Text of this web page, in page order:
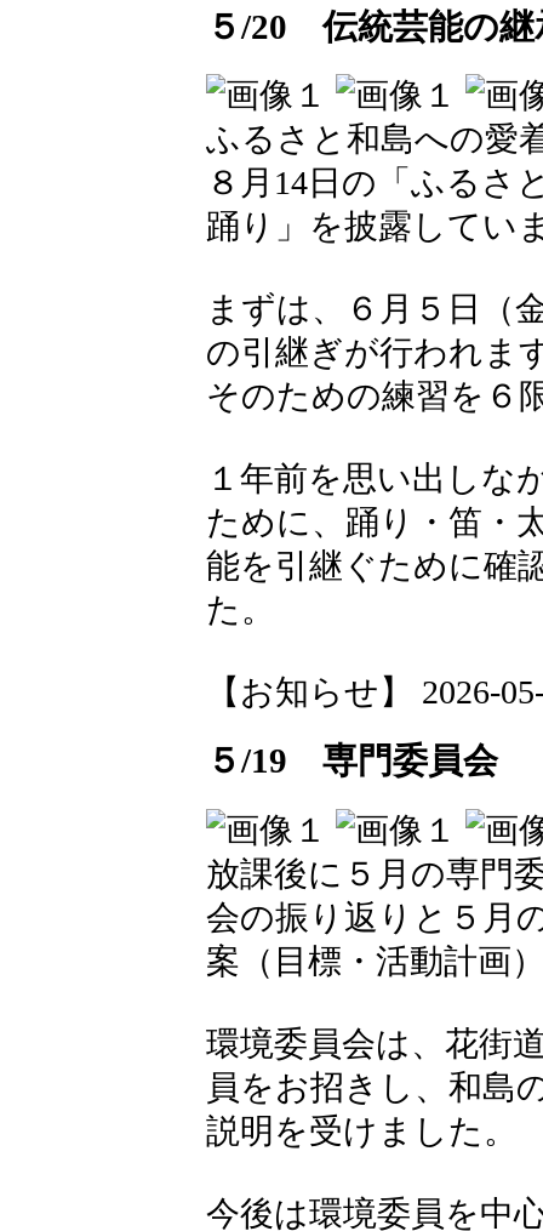
５/20 伝統芸能の継
ふるさと和島への愛
８月14日の「ふるさ
踊り」を披露してい
まずは、６月５日（
の引継ぎが行われま
そのための練習を６
１年前を思い出しな
ために、踊り・笛・
能を引継ぐために確
た。
【お知らせ】 2026-
５/19 専門委員会
放課後に５月の専門
会の振り返りと５月
案（目標・活動計画
環境委員会は、花街
員をお招きし、和島
説明を受けました。
今後は環境委員を中